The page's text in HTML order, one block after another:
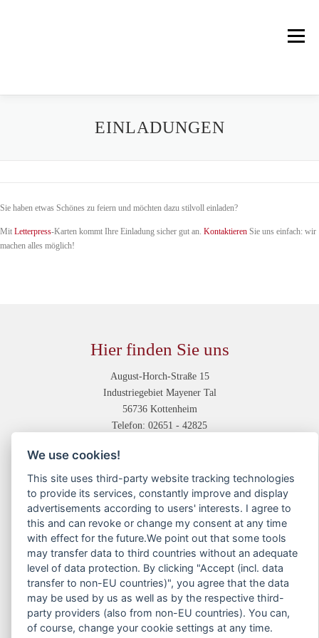
Menü
UNSER UNTERNEHMEN UNSERE PRODUKTE
HISTORISCHES KONTAKT
EINLADUNGEN
Sie haben etwas Schönes zu feiern und möchten dazu stilvoll einladen?
Mit Letterpress-Karten kommt Ihre Einladung sicher gut an. Kontaktieren Sie uns einfach: wir
machen alles möglich!
Hier finden Sie uns
August-Horch-Straße 15
Industriegebiet Mayener Tal
56736 Kottenheim
Telefon: 02651 - 42825
Unsere Abteilungen
Druckvorstufe
Digitaldruck
Offsetdruck
Weiterverarbeitung
Service
Kontakt
Anfahrtsskizze
Dateiübermittlung
We use cookies!
This site uses third-party website tracking technologies
to provide its services, constantly improve and display
advertisements according to users' interests. I agree to
this and can revoke or change my consent at any time
with effect for the future.We point out that some tools
may transfer data to third countries without an adequate
level of data protection. By clicking "Accept (incl. data
transfer to non-EU countries)", you agree that the data
may be used by us as well as by the respective third-
party providers (also from non-EU countries). You can,
of course, change your cookie settings at any time.